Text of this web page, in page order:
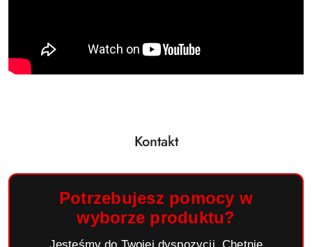
Kontakt
Potrzebujesz pomocy w
wyborze produktu?